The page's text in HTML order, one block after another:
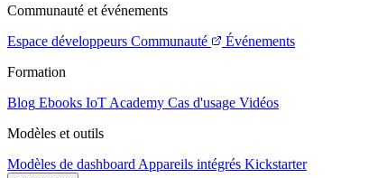
Communauté et événements
Espace développeurs Communauté
Événements
Formation
Blog Ebooks IoT Academy Cas d'usage Vidéos
Modèles et outils
Modèles de dashboard Appareils intégrés Kickstarter